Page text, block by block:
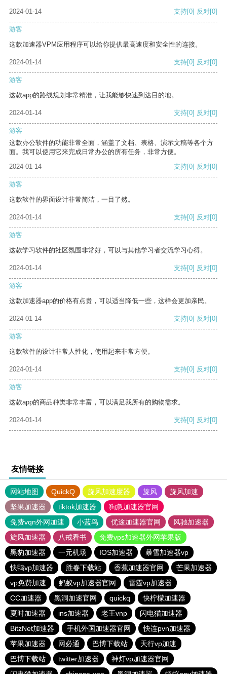
2024-01-14
支持[0] 反对[0]
游客
这款加速器VPM应用程序可以给你提供最高速度和安全性的连接。
2024-01-14 支持[0] 反对[0]
游客
这款app的路线规划非常精准，让我能够快速到达目的地。
2024-01-14 支持[0] 反对[0]
游客
这款办公软件的功能非常全面，涵盖了文档、表格、演示文稿等各个方
面。我可以使用它来完成日常办公的所有任务，非常方便。
2024-01-14
支持[0] 反对[0]
游客
这款软件的界面设计非常简洁，一目了然。
2024-01-14 支持[0] 反对[0]
游客
这款学习软件的社区氛围非常好，可以与其他学习者交流学习心得。
2024-01-14 支持[0] 反对[0]
游客
这款加速器app的价格有点贵，可以适当降低一些，这样会更加亲民。
2024-01-14 支持[0] 反对[0]
游客
这款软件的设计非常人性化，使用起来非常方便。
2024-01-14 支持[0] 反对[0]
游客
这款app的商品种类非常丰富，可以满足我所有的购物需求。
2024-01-14 支持[0] 反对[0]
友情链接
网站地图 QuickQ 旋风加速度器 旋风
旋风加速
坚果加速器
tiktok加速器
狗急加速器官网
免费vqn外网加速
小蓝鸟 优途加速器官网
风驰加速器
旋风加速器
八戒看书
免费vps加速器外网苹果版
黑豹加速器
一元机场 IOS加速器
暴雪加速器vp
快鸭vp加速器
胜春下载站 香蕉加速器官网
芒果加速器
vp免费加速
蚂蚁vp加速器官网
雷霆vp加速器
CC加速器
黑洞加速官网 quickq
快柠檬加速器
夏时加速器
ins加速器 老王vnp
闪电猫加速器
BitzNet加速器
手机外国加速器官网
快连pvn加速器
苹果加速器
网必通 巴博下载站
天行vp加速
巴博下载站
twitter加速器
神灯vp加速器官网